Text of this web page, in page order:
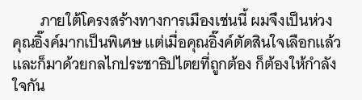
ภายใต้โครงสร้างทางการเมืองเช่นนี้ ผมจึงเป็นห่วง
คุณอิ๊งค์มากเป็นพิเศษ แต่เมื่อคุณอิ๊งค์ตัดสินใจเลือกแล้ว
และก็มาด้วยกลไกประชาธิปไตยที่ถูกต้อง ก็ต้องให้กำลัง
ใจกัน